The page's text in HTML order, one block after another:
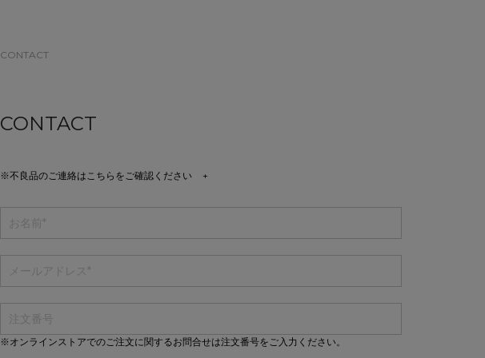
CONTACT
CONTACT
※不良品のご連絡はこちらをご確認ください +
※オンラインストアでのご注文に関するお問合せは注文番号をご入力ください。